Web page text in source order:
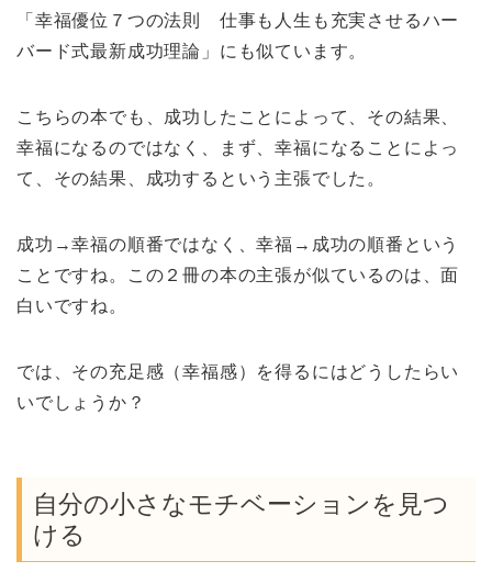
「幸福優位７つの法則 仕事も人生も充実させるハー
バード式最新成功理論」にも似ています。
こちらの本でも、成功したことによって、その結果、
幸福になるのではなく、まず、幸福になることによっ
て、その結果、成功するという主張でした。
成功→幸福の順番ではなく、幸福→成功の順番という
ことですね。この２冊の本の主張が似ているのは、面
白いですね。
では、その充足感（幸福感）を得るにはどうしたらい
いでしょうか？
自分の小さなモチベーションを見つ
ける